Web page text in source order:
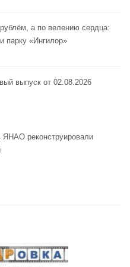
а по велению сердца:
парку «Ингилор»
выпуск от 02.08.2026
ЯНАО реконструировали